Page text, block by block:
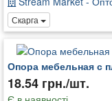
Скарга
Опора мебельная с
18.54 грн./шт.